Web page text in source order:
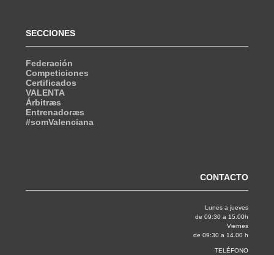
SECCIONES
Federación
Competiciones
Certificados
VALENTA
Árbitræs
Entrenadoræs
#somValenciana
CONTACTO
Lunes a jueves
de 09:30 a 15.00h
Viernes
de 09:30 a 14.00 h
TELÉFONO